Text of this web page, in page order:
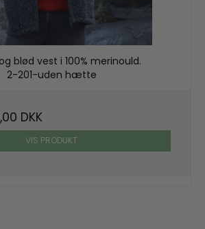
blød vest i 100% merinould.
2-201-uden hætte
DKK
VIS PRODUKT